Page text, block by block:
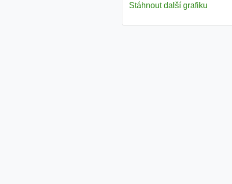
Stáhnout další grafiku